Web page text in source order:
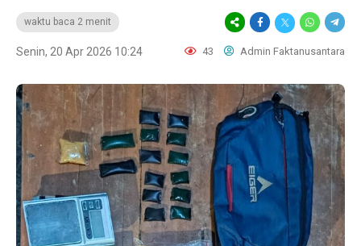
waktu baca 2 menit
Senin, 20 Apr 2026 10:24 43 Admin Faktanusantara